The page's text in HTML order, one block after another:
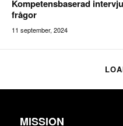
Addilon
Kompetensbaserad
frågor
11 september, 2024
MISSION